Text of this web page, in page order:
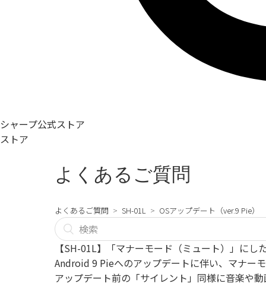
シャープ公式ストア
ストア
よくあるご質問
よくあるご質問 SH-01L OSアップデート（ver.9 Pie）
【SH-01L】「マナーモード（ミュート）」に
Android 9 Pieへのアップデートに伴い、マナー
アップデート前の「サイレント」同様に音楽や